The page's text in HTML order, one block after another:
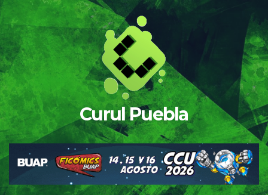
Saltar
al
contenido
Curul Puebla